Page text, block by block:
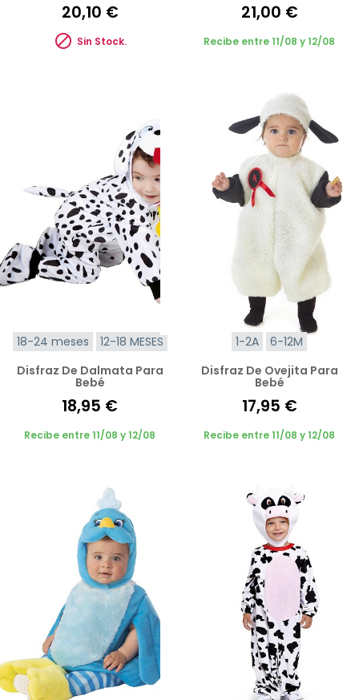
20,10 €
 Sin Stock.
21,00 €
Recibe entre 11/08 y 12/08
18-24 meses
12-18 MESES
Disfraz De Dalmata Para
Bebé
18,95 €
Recibe entre 11/08 y 12/08
1-2A
6-12M
Disfraz De Ovejita Para
Bebé
17,95 €
Recibe entre 11/08 y 12/08